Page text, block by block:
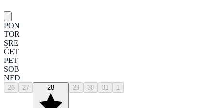
PON
TOR
SRE
ČET
PET
SOB
NED
26 27 28 29 30 31 1